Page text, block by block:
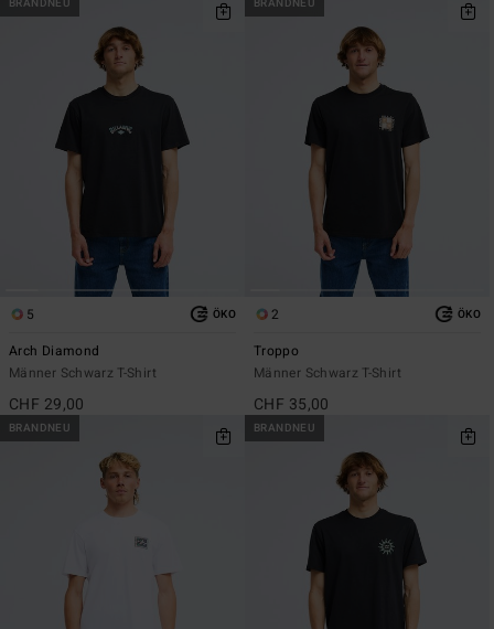
BRANDNEU
5 ÖKO
Arch Diamond
Männer Schwarz T-Shirt
CHF 29,00
BRANDNEU
2 ÖKO
Troppo
Männer Schwarz T-Shirt
CHF 35,00
BRANDNEU BRANDNEU